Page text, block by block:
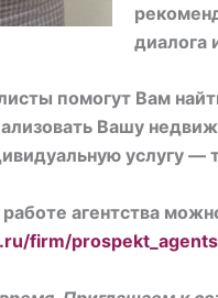
диалога
помогут Вам
Вашу
услугу
агентства
firm/